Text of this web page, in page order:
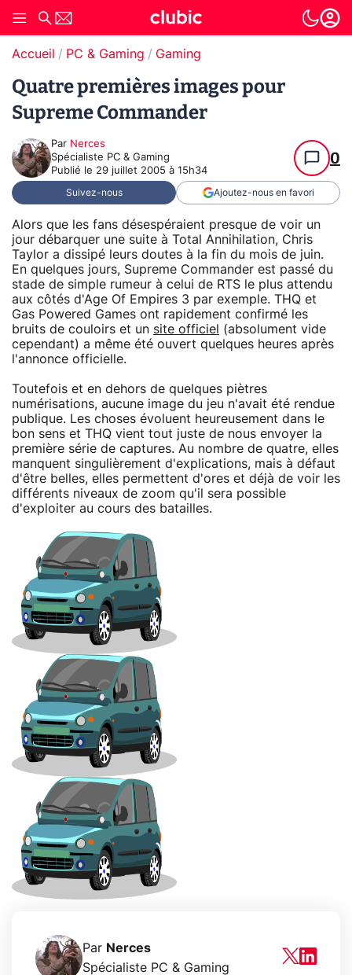
Accueil PC & Gaming Gaming
Quatre premières images pour
Supreme Commander
Par Nerces
Spécialiste PC & Gaming
Publié le 29 juillet 2005 à 15h34
0
Suivez-nous Ajoutez-nous en favori
Alors que les fans désespéraient presque de voir un
jour débarquer une suite à Total Annihilation, Chris
Taylor a dissipé leurs doutes à la fin du mois de juin.
En quelques jours, Supreme Commander est passé du
stade de simple rumeur à celui de RTS le plus attendu
aux côtés d'Age Of Empires 3 par exemple. THQ et
Gas Powered Games ont rapidement confirmé les
bruits de couloirs et un site officiel
(absolument vide
cependant) a même été ouvert quelques heures après
l'annonce officielle.
Toutefois et en dehors de quelques piètres
numérisations, aucune image du jeu n'avait été rendue
publique. Les choses évoluent heureusement dans le
bon sens et THQ vient tout juste de nous envoyer la
première série de captures. Au nombre de quatre, elles
manquent singulièrement d'explications, mais à défaut
d'être belles, elles permettent d'ores et déjà de voir les
différents niveaux de zoom qu'il sera possible
d'exploiter au cours des batailles.
Par Nerces
Spécialiste PC & Gaming